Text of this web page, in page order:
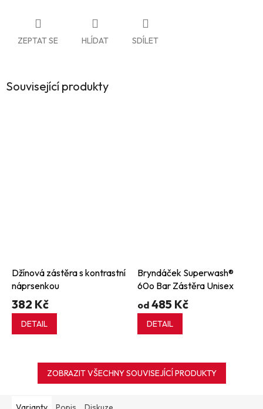
ZEPTAT SE HLÍDAT SDÍLET
Související produkty
Džínová zástěra s kontrastní
náprsenkou
382 Kč
DETAIL
Bryndáček Superwash®
60o Bar Zástěra Unisex
od 485 Kč
DETAIL
ZOBRAZIT VŠECHNY SOUVISEJÍCÍ PRODUKTY